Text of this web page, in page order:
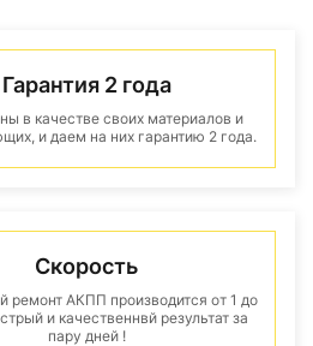
Гарантия 2 года
в качестве своих материалов и
и даем на них гарантию 2 года.
Скорость
ремонт АКПП производится от 1 до
и качественнвй результат за
пару дней !